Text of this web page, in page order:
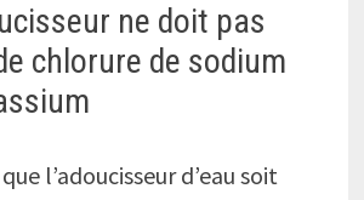
ne doit pas
chlorure de sodium
l’adoucisseur d’eau soit